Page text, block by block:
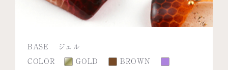
BASE
ジェル
COLOR
GOLD
BROWN